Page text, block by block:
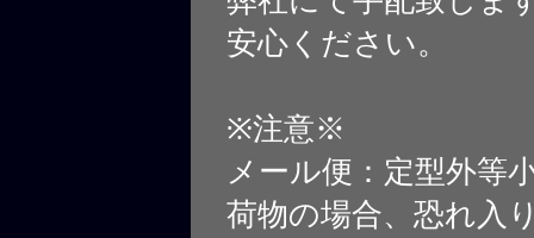
安心ください。
※注意※
メール便：定型外等
荷物の場合、恐れ入